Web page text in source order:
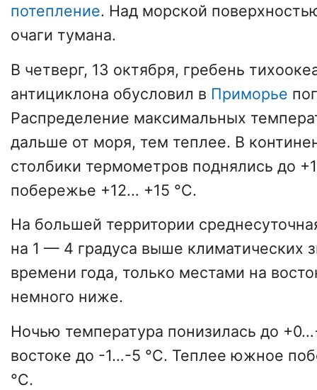
потепление. Над морской
очаги тумана.
В четверг, 13 октября, гребень
антициклона обусловил в Приморье
Распределение максимальных
дальше от моря, тем теплее. В
столбики термометров поднялись до
побережье +12… +15 °C.
На большей территории
на 1 — 4 градуса выше климатических
времени года, только местами на
немного ниже.
Ночью температура понизилась до
востоке до -1…-5 °C. Теплее южное
°C.